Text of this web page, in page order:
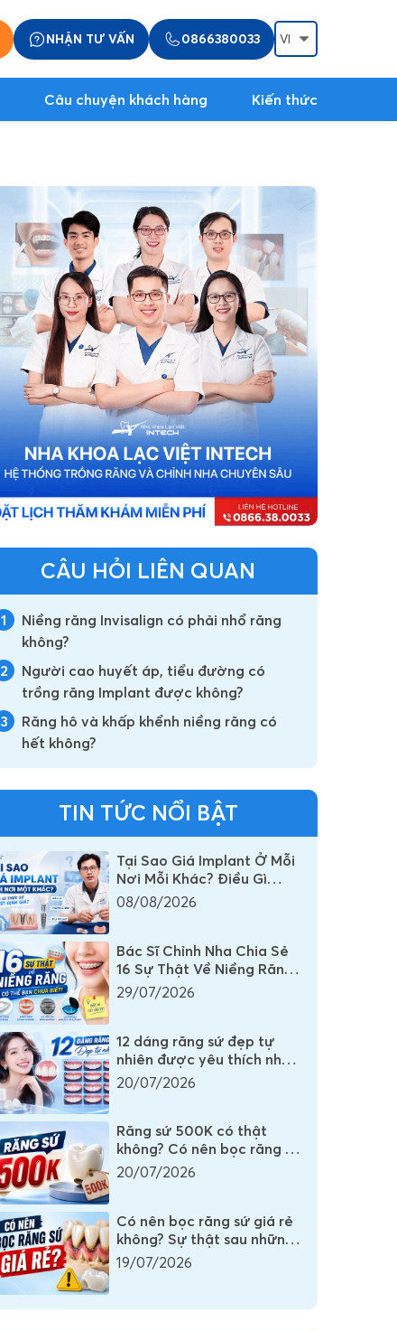
NHẬN TƯ VẤN 0866380033
Câu chuyện khách hàng Kiến thức
CÂU HỎI LIÊN QUAN
1
Niềng răng Invisalign có phải nhổ răng
không?
2
Người cao huyết áp, tiểu đường có
trồng răng Implant được không?
3
Răng hô và khấp khểnh niềng răng có
hết không?
TIN TỨC NỔI BẬT
Tại Sao Giá Implant Ở Mỗi
Nơi Mỗi Khác? Điều Gì
Thực Sự Quyết Định Chi
Phí Một Chiếc Răng
08/08/2026
Bác Sĩ Chỉnh Nha Chia Sẻ
16 Sự Thật Về Niềng Răng
Mà Rất Nhiều Người Vẫn
Đang Hiểu Sai
29/07/2026
12 dáng răng sứ đẹp tự
nhiên được yêu thích nhất
mọi thời đại
20/07/2026
Răng sứ 500K có thật
không? Có nên bọc răng sứ
500K không?
20/07/2026
Có nên bọc răng sứ giá rẻ
không? Sự thật sau những
chiếc răng sứ có giá vài
trăm nghìn
19/07/2026